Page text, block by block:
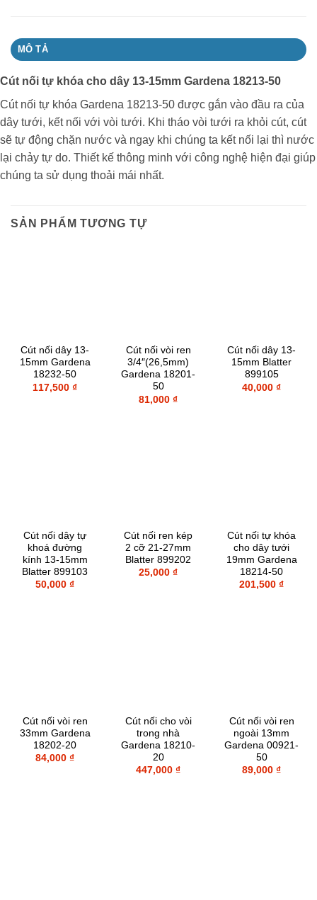
MÔ TẢ
Cút nối tự khóa cho dây 13-15mm Gardena 18213-50
Cút nối tự khóa Gardena 18213-50 được gắn vào đầu ra của
dây tưới, kết nối với vòi tưới. Khi tháo vòi tưới ra khỏi cút, cút
sẽ tự động chặn nước và ngay khi chúng ta kết nối lại thì nước
lại chảy tự do. Thiết kế thông minh với công nghệ hiện đại giúp
chúng ta sử dụng thoải mái nhất.
SẢN PHẨM TƯƠNG TỰ
Cút nối dây 13-
15mm Gardena
18232-50
117,500₫
Cút nối vòi ren
3/4″(26,5mm)
Gardena 18201-
50
81,000₫
Cút nối dây 13-
15mm Blatter
899105
40,000₫
Cút nối dây tự
khoá đường
kính 13-15mm
Blatter 899103
50,000₫
Cút nối ren kép
2 cỡ 21-27mm
Blatter 899202
25,000₫
Cút nối tự khóa
cho dây tưới
19mm Gardena
18214-50
201,500₫
Cút nối vòi ren
33mm Gardena
18202-20
84,000₫
Cút nối cho vòi
trong nhà
Gardena 18210-
20
447,000₫
Cút nối vòi ren
ngoài 13mm
Gardena 00921-
50
89,000₫